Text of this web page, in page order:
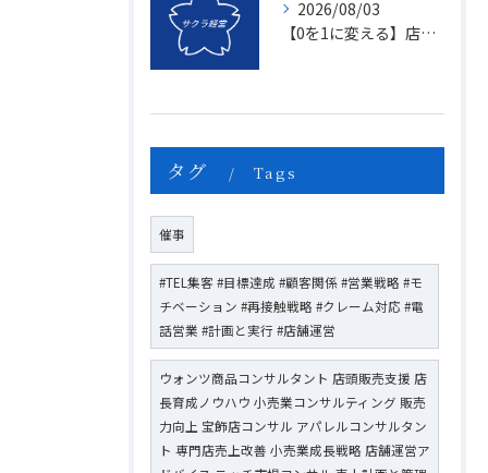
2026/08/03
【0を1に変える】店頭販売のマンネリを打破する「上司のたった一つの行動」とは？
タグ Tags
催事
#TEL集客 #目標達成 #顧客関係 #営業戦略 #モ
チベーション #再接触戦略 #クレーム対応 #電
話営業 #計画と実行 #店舗運営
ウォンツ商品コンサルタント 店頭販売支援 店
長育成ノウハウ 小売業コンサルティング 販売
力向上 宝飾店コンサル アパレルコンサルタン
ト 専門店売上改善 小売業成長戦略 店舗運営ア